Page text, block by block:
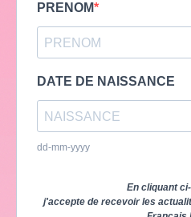
PRENOM
DATE DE NAISSANCE
dd-mm-yyyy
En cliquant
j'accepte de recevoir les